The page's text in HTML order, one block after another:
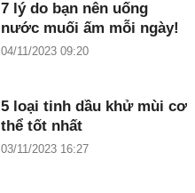
7 lý do bạn nên uống
nước muối ấm mỗi ngày!
04/11/2023 09:20
5 loại tinh dầu khử mùi cơ
thể tốt nhất
03/11/2023 16:27